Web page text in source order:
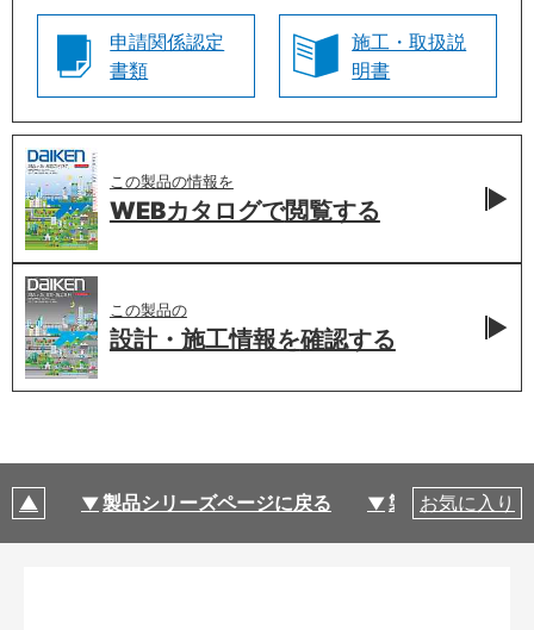
申請関係認定
書類
施工・取扱説
明書
この製品の情報を
WEBカタログで閲覧する
この製品の
設計・施工情報を確認する
製品シリーズページに戻る 製品仕様
お気に入り